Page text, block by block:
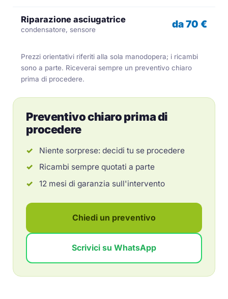
Riparazione asciugatrice
condensatore, sensore da 70 €
Prezzi orientativi riferiti alla sola manodopera; i ricambi
sono a parte. Riceverai sempre un preventivo chiaro
prima di procedere.
Preventivo chiaro prima di
procedere
Niente sorprese: decidi tu se procedere
Ricambi sempre quotati a parte
12 mesi di garanzia sull'intervento
Chiedi un preventivo
Scrivici su WhatsApp